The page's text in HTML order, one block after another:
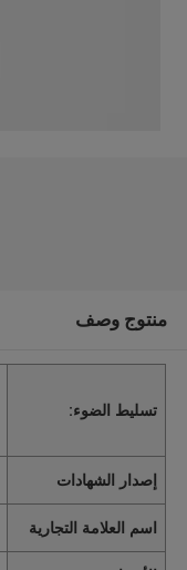
منتوج وصف
تسليط الضوء:
إصدار الشهادات
اسم العلامة التجارية